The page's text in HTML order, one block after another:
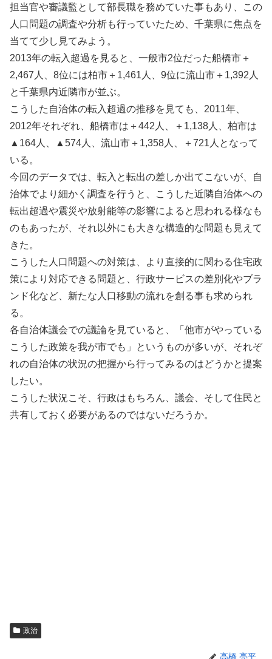
担当官や審議監として部長職を務めていた事もあり、この
人口問題の調査や分析も行っていたため、千葉県に焦点を
当てて少し見てみよう。
2013年の転入超過を見ると、一般市2位だった船橋市＋
2,467人、8位には柏市＋1,461人、9位に流山市＋1,392人
と千葉県内近隣市が並ぶ。
こうした自治体の転入超過の推移を見ても、2011年、
2012年それぞれ、船橋市は＋442人、＋1,138人、柏市は
▲164人、▲574人、流山市＋1,358人、＋721人となって
いる。
今回のデータでは、転入と転出の差しか出てこないが、自
治体でより細かく調査を行うと、こうした近隣自治体への
転出超過や震災や放射能等の影響によると思われる様なも
のもあったが、それ以外にも大きな構造的な問題も見えて
きた。
こうした人口問題への対策は、より直接的に関わる住宅政
策により対応できる問題と、行政サービスの差別化やブラ
ンド化など、新たな人口移動の流れを創る事も求められ
る。
各自治体議会での議論を見ていると、「他市がやっている
こうした政策を我が市でも」というものが多いが、それぞ
れの自治体の状況の把握から行ってみるのはどうかと提案
したい。
こうした状況こそ、行政はもちろん、議会、そして住民と
共有しておく必要があるのではないだろうか。
政治
高橋 亮平